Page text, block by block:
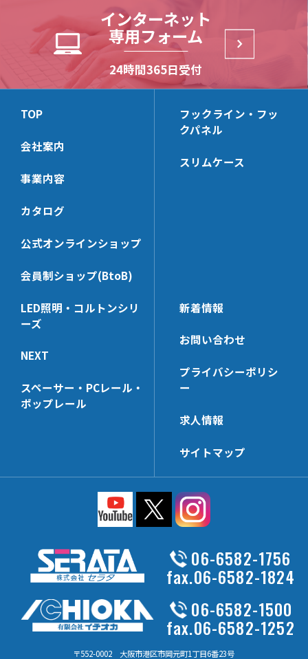
HL30F
HL50M
HL-HK5
HL-PCHK
HL-SE
HL-UHK
HL-SWHK
HL-PT35x68N
HL-DHK-N
HL-R3HK
HL-PT25x38N
HL-HK4
HL-HCHK
HL-PT30x140N
HL-CHK-N
HL-RHK
FU-PCR
HP-V_RHK
HP-SWHK/L
HP-PT60x65N
HP-CTHK【在庫限り】
HP-WHG25
HP-MZHK
HP-PT40x65N
HP-WHG30
HP-FHK
HP-PT25x65N
HP-WHK
HP-WLHK
HP-PTU25
HL-PS
HP-R3HK
HP-SWHK/L-FU
HB2-B
(リーズナブルモデル)
(リーズナブルモデル)
HB-S
HB-B
HB-T
インターネット
専用フォーム
24時間365日受付
TOP
会社案内
事業内容
カタログ
公式オンラインショップ
会員制ショップ(BtoB)
フックライン・フッ
クパネル
スリムケース
LED照明・コルトンシリ
ーズ
NEXT
スペーサー・PCレール・
ポップレール
新着情報
お問い合わせ
プライバシーポリシ
ー
求人情報
サイトマップ
06-6582-1756
fax.06-6582-1824
06-6582-1500
fax.06-6582-1252
〒552-0002 大阪市港区市岡元町1丁目6番23号